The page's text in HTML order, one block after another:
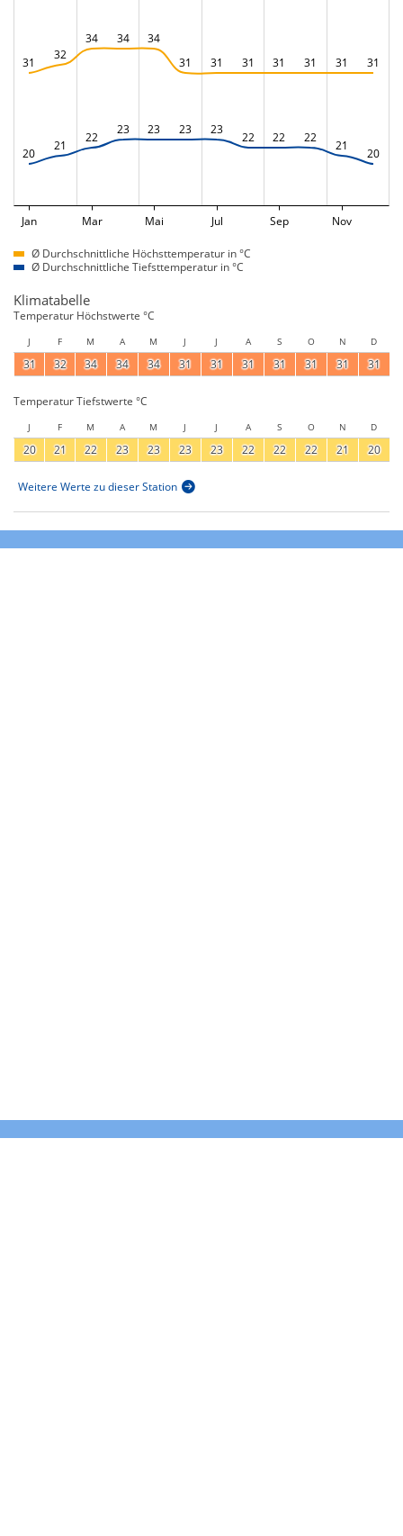
31
32
34 34
34
31
31 31 31 31 31 31
20
21
22
23 23 23 23
22 22 22
21
20
Jan Mar Mai Jul Sep Nov
Ø Durchschnittliche Höchsttemperatur in °C
Ø Durchschnittliche Tiefsttemperatur in °C
Klimatabelle
Temperatur Höchstwerte °C
J F M A M J J A S O N D
31 32 34 34 34 31 31 31 31 31 31 31
Temperatur Tiefstwerte °C
J F M A M J J A S O N D
20 21 22 23 23 23 23 22 22 22 21 20
Weitere Werte zu dieser Station